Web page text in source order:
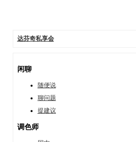
达芬奇私享会
闲聊
随便说
聊问题
提建议
调色师